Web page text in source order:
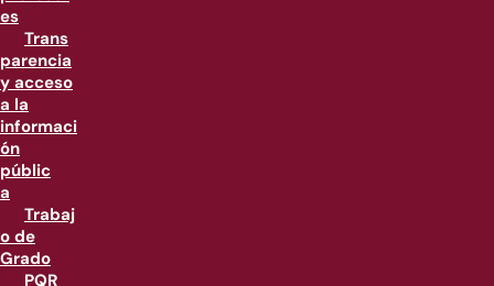
es
Trans
parencia
y acceso
a la
informaci
ón
públic
a
Trabaj
o de
Grado
PQR